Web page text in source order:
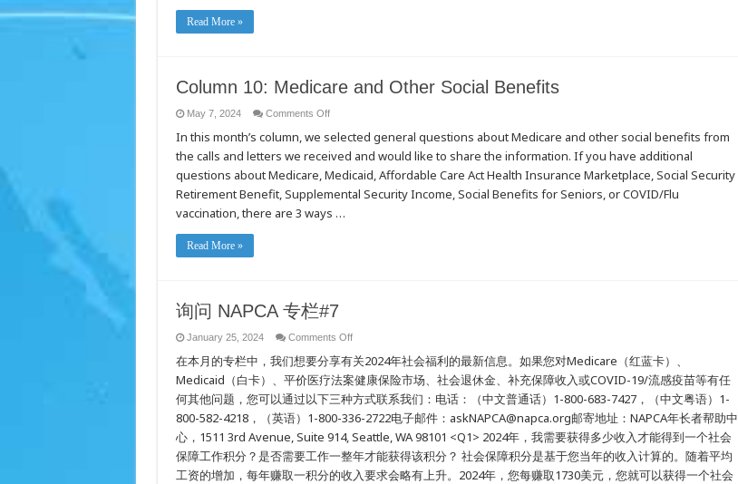
Read More »
Column 10: Medicare and Other Social Benefits
May 7, 2024 Comments Offon
10:
Medicare
and
Social
Benefits
In this month’s column, we selected general questions about Medicare and other social benefits from
the calls and letters we received and would like to share the information. If you have additional
questions about Medicare, Medicaid, Affordable Care Act Health Insurance Marketplace, Social Security
Retirement Benefit, Supplemental Security Income, Social Benefits for Seniors, or COVID/Flu
vaccination, there are 3 ways …
Read More »
询问 NAPCA 专栏#7
January 25, 2024 Comments Offon
问
NAPCA
专
栏
#7
在本月的专栏中，我们想要分享有关2024年社会福利的最新信息。如果您对Medicare（红蓝卡）、
Medicaid（白卡）、平价医疗法案健康保险市场、社会退休金、补充保障收入或COVID-19/流感疫苗等有任
何其他问题，您可以通过以下三种方式联系我们：电话：（中文普通话）1-800-683-7427，（中文粤语）1-
800-582-4218，（英语）1-800-336-2722电子邮件：askNAPCA@napca.org邮寄地址：NAPCA年长者帮助中
心，1511 3rd Avenue, Suite 914, Seattle, WA 98101 <Q1> 2024年，我需要获得多少收入才能得到一个社会
保障工作积分？是否需要工作一整年才能获得该积分？ 社会保障积分是基于您当年的收入计算的。随着平均
工资的增加，每年赚取一积分的收入要求会略有上升。2024年，您每赚取1730美元，您就可以获得一个社会